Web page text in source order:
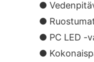
●
●
● PC LED -
●